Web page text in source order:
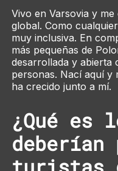
Vivo en Varsovia y
global. Como
muy inclusiva. En
más pequeñas de
desarrollada y abierta
personas. Nací aquí y
ha crecido junto a mí.
¿Qué es
deberían